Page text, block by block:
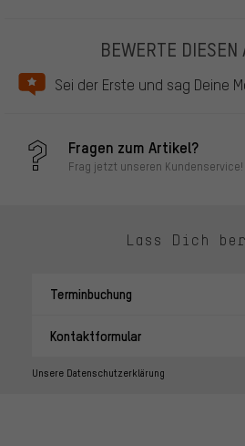
BEWERTE DIESEN
Sei der Erste und sag Deine
Fragen zum Artikel?
Frag jetzt unseren Kundenservice!
Lass Dich
Terminbuchung
Kontaktformular
Unsere Datenschutzerklärung